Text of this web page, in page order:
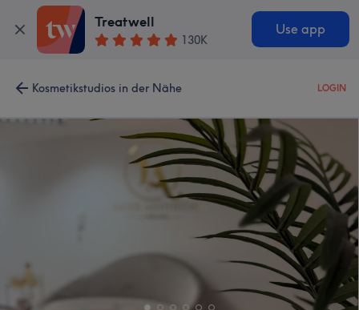
Treatwell
130K
Use app
Kosmetikstudios in der Nähe LOGIN